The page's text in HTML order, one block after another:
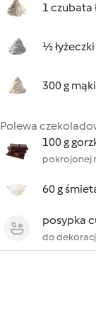
1 czubata
½
300 g
Polewa
100 g
pokrojonej
60 g
posypka
do